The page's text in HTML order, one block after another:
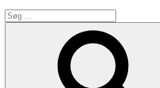
Søg
efter: